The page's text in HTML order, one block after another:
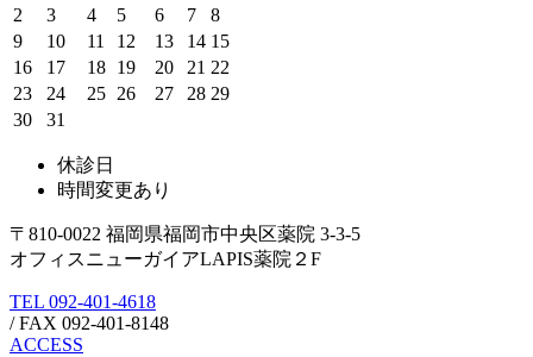
2
3 4 5 6 7
8
9
10 11 12 13 14 15
16
17 18 19 20 21 22
23
24 25 26 27 28 29
30
31
休診日
時間変更あり
〒810-0022 福岡県福岡市中央区薬院 3-3-5
オフィスニューガイアLAPIS薬院２F
TEL 092-401-4618
/ FAX 092-401-8148
ACCESS